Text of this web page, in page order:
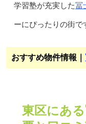
学習塾が充実した冨
ーにぴったりの街で
おすすめ物件情報｜
東区にあ